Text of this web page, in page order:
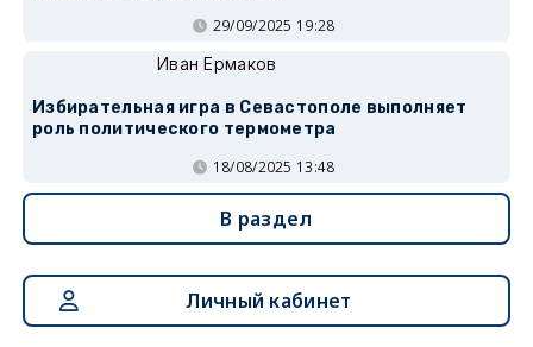
29/09/2025 19:28
Иван Ермаков
Избирательная игра в Севастополе выполняет
роль политического термометра
18/08/2025 13:48
В раздел
Личный кабинет